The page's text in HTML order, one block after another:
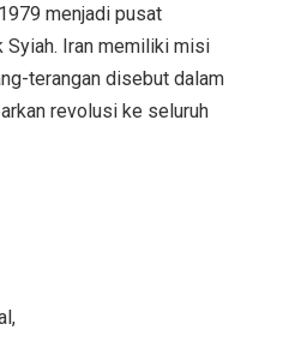
menjadi pusat
Syiah. Iran memiliki misi
terangan disebut dalam
revolusi ke seluruh